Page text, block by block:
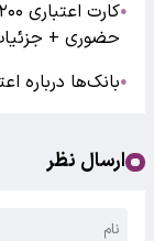
●
حضوری +
●بانک‌ها درباره اعتبار ۳۰ میلیونی
ارسال نظر